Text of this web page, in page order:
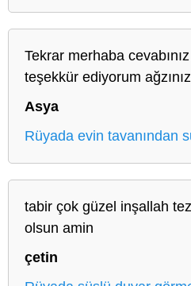
Tekrar merhaba
teşekkür ediyorum
Asya
Rüyada evin tavanından
tabir çok güzel inşallah
olsun amin
çetin